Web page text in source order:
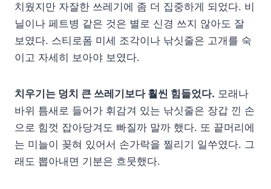
치웠지만 자잘한 쓰레기에 좀 더 집중하게 되었다. 비
닐이나 페트병 같은 것은 별로 신경 쓰지 않아도 잘
보였다. 스티로폼 미세 조각이나 낚싯줄은 고개를 숙
이고 자세히 보아야 보였다.
치우기는 덩치 큰 쓰레기보다 훨씬 힘들었다. 모래나
바위 틈새로 들어가 휘감겨 있는 낚싯줄은 장갑 낀 손
으로 힘껏 잡아당겨도 빠질까 말까 했다. 또 끝머리에
는 미늘이 꽂혀 있어서 손가락을 찔리기 일쑤였다. 그
래도 뽑아내면 기분은 흐뭇했다.